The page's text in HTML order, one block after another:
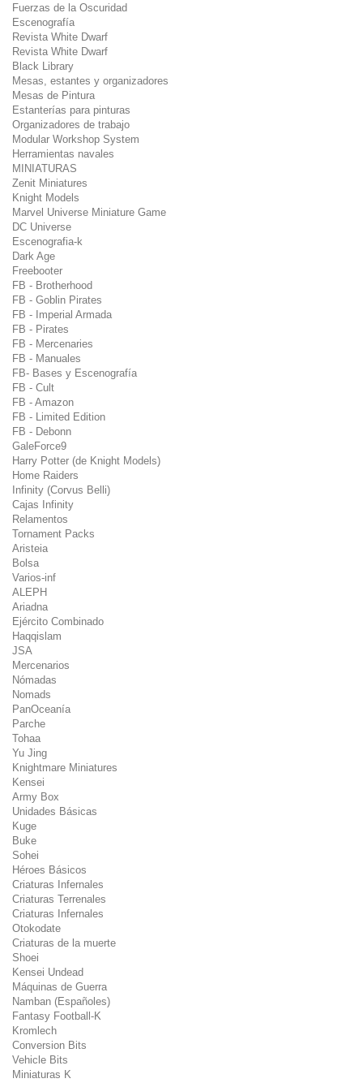
Fuerzas de la Oscuridad
Escenografía
Revista White Dwarf
Revista White Dwarf
Black Library
Mesas, estantes y organizadores
Mesas de Pintura
Estanterías para pinturas
Organizadores de trabajo
Modular Workshop System
Herramientas navales
MINIATURAS
Zenit Miniatures
Knight Models
Marvel Universe Miniature Game
DC Universe
Escenografia-k
Dark Age
Freebooter
FB - Brotherhood
FB - Goblin Pirates
FB - Imperial Armada
FB - Pirates
FB - Mercenaries
FB - Manuales
FB- Bases y Escenografía
FB - Cult
FB - Amazon
FB - Limited Edition
FB - Debonn
GaleForce9
Harry Potter (de Knight Models)
Home Raiders
Infinity (Corvus Belli)
Cajas Infinity
Relamentos
Tornament Packs
Aristeia
Bolsa
Varios-inf
ALEPH
Ariadna
Ejército Combinado
Haqqislam
JSA
Mercenarios
Nómadas
Nomads
PanOceanía
Parche
Tohaa
Yu Jing
Knightmare Miniatures
Kensei
Army Box
Unidades Básicas
Kuge
Buke
Sohei
Héroes Básicos
Criaturas Infernales
Criaturas Terrenales
Criaturas Infernales
Otokodate
Criaturas de la muerte
Shoei
Kensei Undead
Máquinas de Guerra
Namban (Españoles)
Fantasy Football-K
Kromlech
Conversion Bits
Vehicle Bits
Miniaturas K